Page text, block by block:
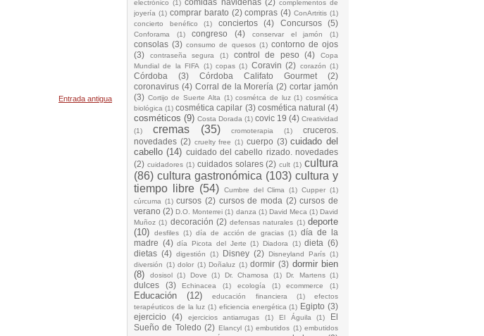
Entrada antigua
electrónico (1) comidas navideñas (2) complementos de
joyería (1) comprar barato (2) compras (4) ConArtritis (1)
concierto benéfico
(1) conciertos (4) Concursos (5)
Conforama (1) congreso (4) conservar el jamón (1)
consolas (3) consumo de quesos (1) contorno de ojos
(3)
contraseña segura (1) control de peso (4)
Copa
Mundial de la FIFA (1) copas (1) Coravin (2) corazón (1)
Córdoba (3) Córdoba Califato Gourmet
(2)
coronavirus (4) Corral de la Morería (2) cortar jamón
(3) Cortijo de Suerte Alta (1) cosmétca de luz (1) cosmética
biológica (1) cosmética capilar (3) cosmética natural (4)
cosméticos (9) Costa Dorada (1) covic 19 (4) Creatividad
(1)
cremas (35) cromoterapia (1)
cruceros.
novedades (2) cruelty free (1) cuerpo (3) cuidado del
cabello (14) cuidado del cabello rizado. novedades
(2) cuidadores (1) cuidados solares (2) cult (1) cultura
(86) cultura gastronómica (103) cultura y
tiempo libre (54) Cumbre del Clima (1) Cupper (1)
cúrcuma (1) cursos (2) cursos de moda (2) cursos de
verano (2) D.O. Monterrei (1) danza (1) David Meca (1) David
Muñoz (1) decoración (2) defensas naturales (1) deporte
(10)
desfiles (1) día de acción de gracias (1) día de la
madre (4) día Picota del Jerte (1) Diadora (1) dieta (6)
dietas (4) digestión (1) Disney (2) Disneyland París (1)
diversión (1) dolor (1) Doñaluz (1) dormir (3) dormir bien
(8)
dosisol (1) Dove (1) Dr. Chamosa (1) Dr. Martens (1)
dulces (3) Echinacea (1) ecología (1) ecommerce (1)
Educación (12) educación financiera (1)
efectos
terapéuticos de la luz (1) eficiencia energética (1) Egipto (3)
ejercicio
(4) ejercicios antiarrugas (1) El Águila (1)
El
Sueño de Toledo (2) Elancyl (1) embutidos (1) embutidos